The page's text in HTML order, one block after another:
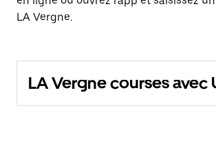
LA Vergne.
LA Vergne courses avec